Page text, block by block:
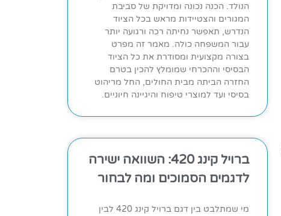
הנולד. הכנה נכונה ומדויקת של סביבת
המגורים והצטיידות מראש בכל הציוד
הנדרש, תאפשר נחיתה רכה ורגועה יותר
עבור המשפחה כולה. מאמר זה מפרט
בצורה מקצועית ומסודרת את כל הציוד
הבסיסי וההכרחי שמומלץ להכין בטרם
החזרה הביתה מבית החולים, החל מריהוט
בסיסי ועד למוצרי טיפוח והיגיינה חיוניים.
ברויל קינג 420: השוואה ישירה
לדגמים הסמוכים ומה לבחור
מי שמתלבט בין דגם ברויל קינג 420 לבין